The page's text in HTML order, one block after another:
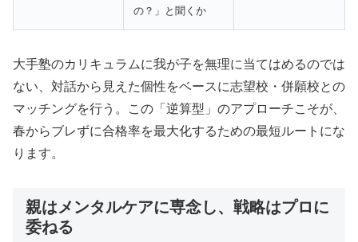
の？」と聞くか
大手塾のカリキュラムに我が子を無理に当てはめるのでは
ない、対話から見えた個性をベースに志望校・併願校との
マッチングを行う。この「逆算型」のアプローチこそが、
春からブレずに合格率を最大化するための最短ルートにな
ります。
親はメンタルケアに専念し、戦略はプロに
委ねる